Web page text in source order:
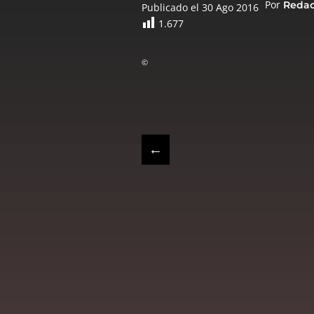
Publicado el 30 Ago 2016 Por
1.677
©
←